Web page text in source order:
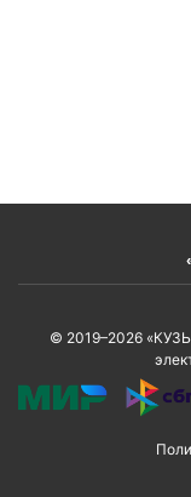
© 2019–2026